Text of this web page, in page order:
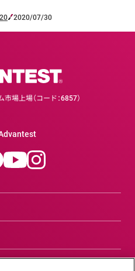
2020/07/30
場上場（コード：6857）